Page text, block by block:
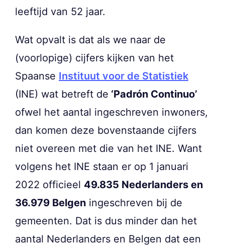
leeftijd van 52 jaar.
Wat opvalt is dat als we naar de
(voorlopige) cijfers kijken van het
Spaanse Instituut voor de Statistiek
(INE) wat betreft de ‘Padrón Continuo’
ofwel het aantal ingeschreven inwoners,
dan komen deze bovenstaande cijfers
niet overeen met die van het INE. Want
volgens het INE staan er op 1 januari
2022 officieel 49.835 Nederlanders en
36.979 Belgen ingeschreven bij de
gemeenten. Dat is dus minder dan het
aantal Nederlanders en Belgen dat een